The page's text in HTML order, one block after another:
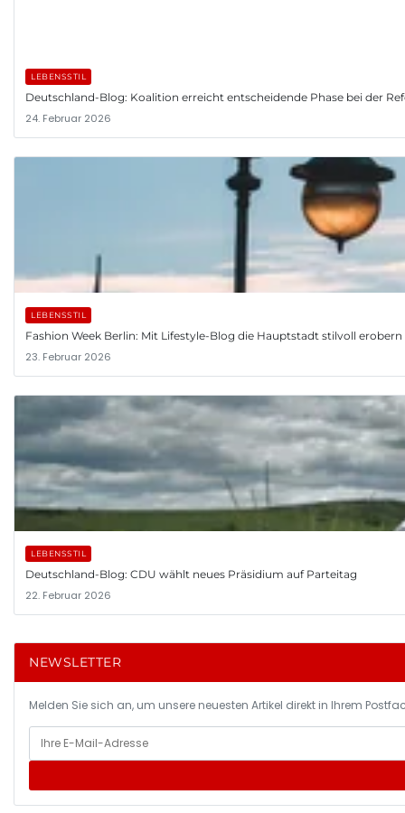
LEBENSSTIL
Deutschland-Blog: Koalition erreicht entscheidende Phase bei der
24. Februar 2026
LEBENSSTIL
Fashion Week Berlin: Mit Lifestyle-Blog die Hauptstadt stilvoll erobern
23. Februar 2026
LEBENSSTIL
Deutschland-Blog: CDU wählt neues Präsidium auf Parteitag
22. Februar 2026
NEWSLETTER
Melden Sie sich an, um unsere neuesten Artikel direkt in Ihrem